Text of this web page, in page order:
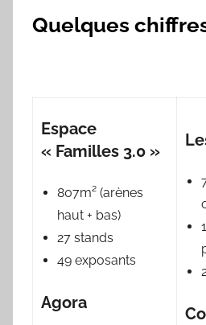
Quelques
Espace
« Familles 3.0 »
807m² (arènes
haut + bas)
27 stands
49 exposants
Agora